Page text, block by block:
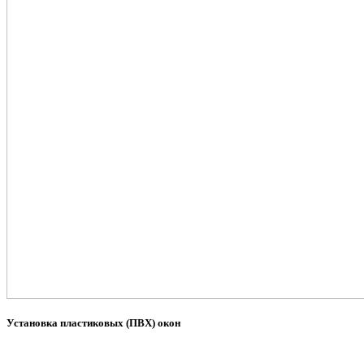
Установка пластиковых (ПВХ) окон